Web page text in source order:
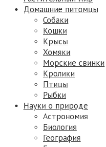
Домашние питомцы
Собаки
Кошки
Крысы
Хомяки
Морские свинки
Кролики
Птицы
Рыбки
Науки о природе
Астрономия
Биология
География